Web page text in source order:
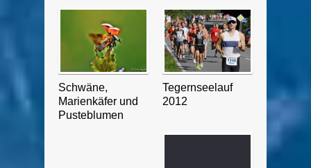
Schwäne,
Marienkäfer und
Pusteblumen
Tegernseelauf
2012